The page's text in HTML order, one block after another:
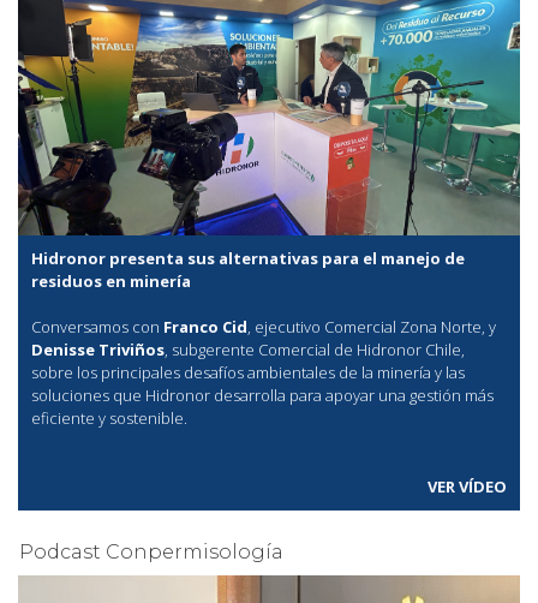
Hidronor presenta sus alternativas para el manejo de
residuos en minería
Conversamos con Franco Cid, ejecutivo Comercial Zona Norte, y
Denisse Triviños, subgerente Comercial de Hidronor Chile,
sobre los principales desafíos ambientales de la minería y las
soluciones que Hidronor desarrolla para apoyar una gestión más
eficiente y sostenible.
VER VÍDEO
Podcast Conpermisología